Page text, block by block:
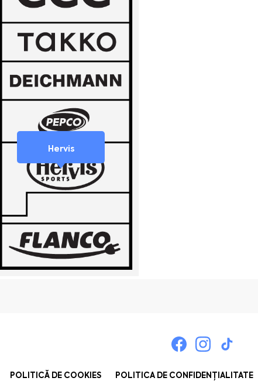
Hervis
POLITICĂ DE COOKIES POLITICA DE CONFIDENȚIALITATE